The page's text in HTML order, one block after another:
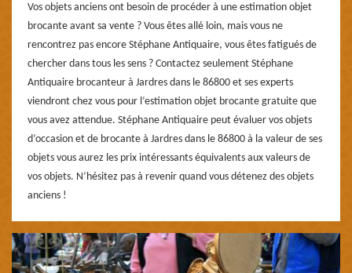
Vos objets anciens ont besoin de procéder à une estimation objet
brocante avant sa vente ? Vous êtes allé loin, mais vous ne
rencontrez pas encore Stéphane Antiquaire, vous êtes fatigués de
chercher dans tous les sens ? Contactez seulement Stéphane
Antiquaire brocanteur à Jardres dans le 86800 et ses experts
viendront chez vous pour l’estimation objet brocante gratuite que
vous avez attendue. Stéphane Antiquaire peut évaluer vos objets
d’occasion et de brocante à Jardres dans le 86800 à la valeur de ses
objets vous aurez les prix intéressants équivalents aux valeurs de
vos objets. N’hésitez pas à revenir quand vous détenez des objets
anciens !